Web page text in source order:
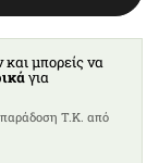
μπορείς να
για
T.K. από